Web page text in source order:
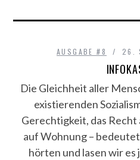
AUSGABE #8 26.
Die Gleichheit aller
existierenden
Gerechtigkeit, das
auf Wohnung –
hörten und lasen wir